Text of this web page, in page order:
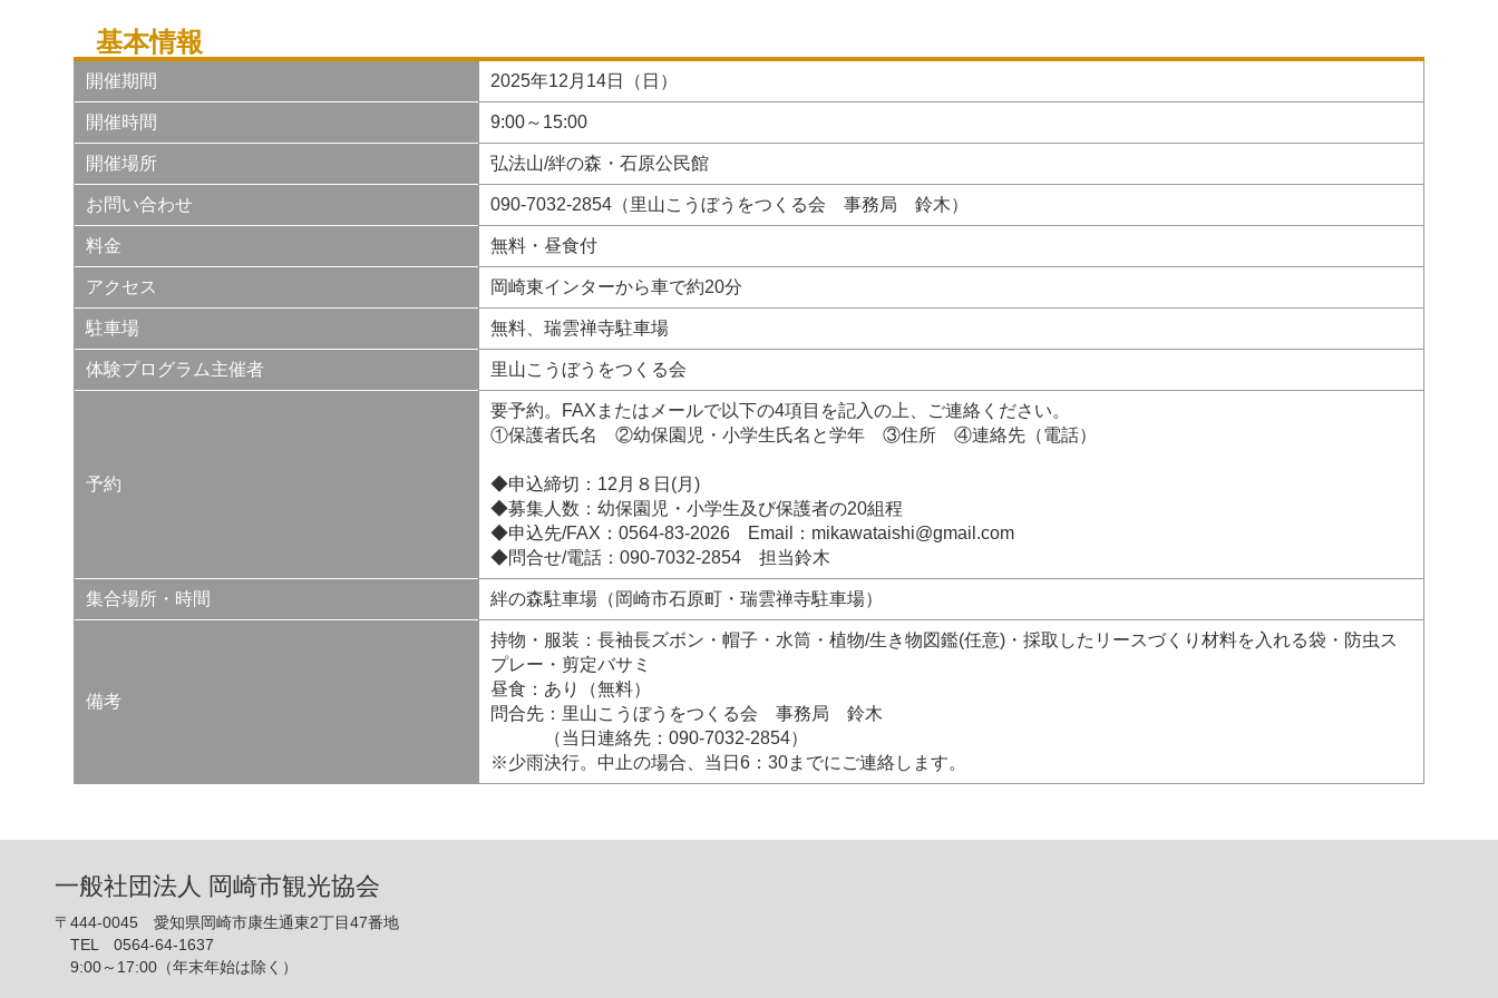
基本情報
開催期間 2025年12月14日（日）
開催時間 9:00～15:00
開催場所 弘法山/絆の森・石原公民館
お問い合わせ 090-7032-2854（里山こうぼうをつくる会 事務局 鈴木）
料金 無料・昼食付
アクセス 岡崎東インターから車で約20分
駐車場 無料、瑞雲禅寺駐車場
体験プログラム主催者 里山こうぼうをつくる会
予約
要予約。FAXまたはメールで以下の4項目を記入の上、ご連絡ください。
①保護者氏名 ②幼保園児・小学生氏名と学年 ③住所 ④連絡先（電話）
◆申込締切：12月８日(月)
◆募集人数：幼保園児・小学生及び保護者の20組程
◆申込先/FAX：0564-83-2026 Email：mikawataishi@gmail.com
◆問合せ/電話：090-7032-2854 担当鈴木
集合場所・時間 絆の森駐車場（岡崎市石原町・瑞雲禅寺駐車場）
備考
持物・服装：長袖長ズボン・帽子・水筒・植物/生き物図鑑(任意)・採取したリースづくり材料を入れる袋・防虫ス
プレー・剪定バサミ
昼食：あり（無料）
問合先：里山こうぼうをつくる会 事務局 鈴木
（当日連絡先：090-7032-2854）
※少雨決行。中止の場合、当日6：30までにご連絡します。
一般社団法人 岡崎市観光協会
〒444-0045 愛知県岡崎市康生通東2丁目47番地
TEL 0564-64-1637
9:00～17:00（年末年始は除く）